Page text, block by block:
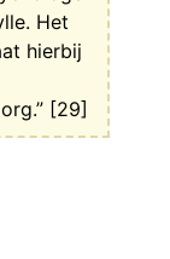
Het
hierbij
[29]